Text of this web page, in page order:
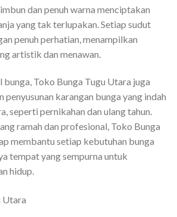
dan penuh warna menciptakan
yang tak terlupakan. Setiap sudut
penuh perhatian, menampilkan
artistik dan menawan.
bunga, Toko Bunga Tugu Utara juga
penyusunan karangan bunga yang indah
seperti pernikahan dan ulang tahun.
ramah dan profesional, Toko Bunga
membantu setiap kebutuhan bunga
tempat yang sempurna untuk
hidup.